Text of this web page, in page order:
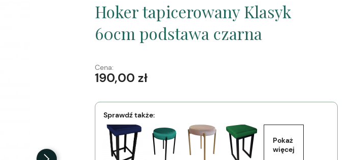
Hoker tapicerowany Klasyk
60cm podstawa czarna
Cena:
190,00 zł
Sprawdź także:
Pokaż
więcej